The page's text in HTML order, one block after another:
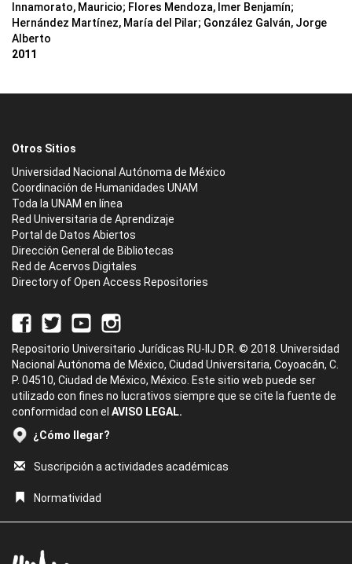
Innamorato, Mauricio; Flores Mendoza, Imer Benjamín;
Hernández Martínez, María del Pilar; González Galván, Jorge
Alberto
2011
Otros Sitios
Universidad Nacional Autónoma de México
Coordinación de Humanidades UNAM
Toda la UNAM en línea
Red Universitaria de Aprendizaje
Portal de Datos Abiertos
Dirección General de Bibliotecas
Red de Acervos Digitales
Directory of Open Access Repositories
Repositorio Universitario Jurídicas RU-IIJ D.R. © 2018. Universidad
Nacional Autónoma de México, Ciudad Universitaria, Coyoacán, C.
P. 04510, Ciudad de México, México. Este sitio web puede ser
utilizado con fines no lucrativos siempre que se cite la fuente de
conformidad con el AVISO LEGAL.
¿Cómo llegar?
Suscripción a actividades académicas
Normatividad